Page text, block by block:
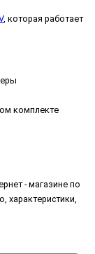
, которая работает
комплекте
- магазине по
характеристики,